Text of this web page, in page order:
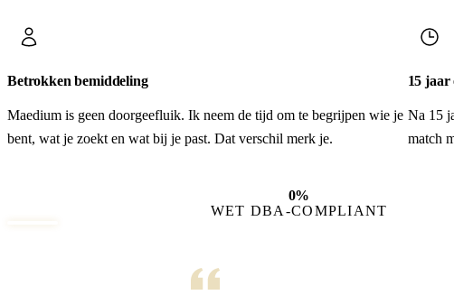
Betrokken bemiddeling
Maedium is geen doorgeefluik. Ik neem de tijd om te begrijpen wie je
bent, wat je zoekt en wat bij je past. Dat verschil merk je.
15
Na 15
match
0%
WET DBA-COMPLIANT